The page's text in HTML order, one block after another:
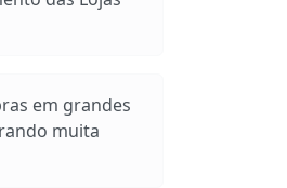
em grandes
muita